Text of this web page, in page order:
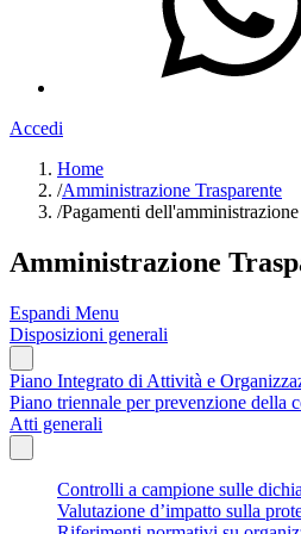
Accedi
Home
/Amministrazione Trasparente
/Pagamenti dell'amministrazione
Amministrazione
Espandi Menu
Disposizioni generali
Piano Integrato di Attività e
Piano triennale per prevenzione della
Atti generali
Controlli a campione sulle
Valutazione d’impatto sulla